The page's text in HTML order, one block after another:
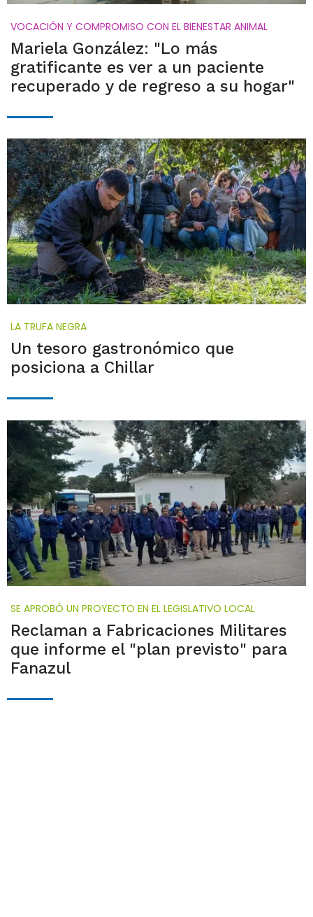
VOCACIÓN Y COMPROMISO CON EL BIENESTAR ANIMAL
Mariela González: "Lo más
gratificante es ver a un paciente
recuperado y de regreso a su hogar"
LA TRUFA NEGRA
Un tesoro gastronómico que
posiciona a Chillar
SE APROBÓ UN PROYECTO EN EL LEGISLATIVO LOCAL
Reclaman a Fabricaciones Militares
que informe el "plan previsto" para
Fanazul